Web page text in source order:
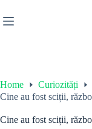
to
content
Home
Curiozități
Cine au fost sciții,
Cine au fost sciții,